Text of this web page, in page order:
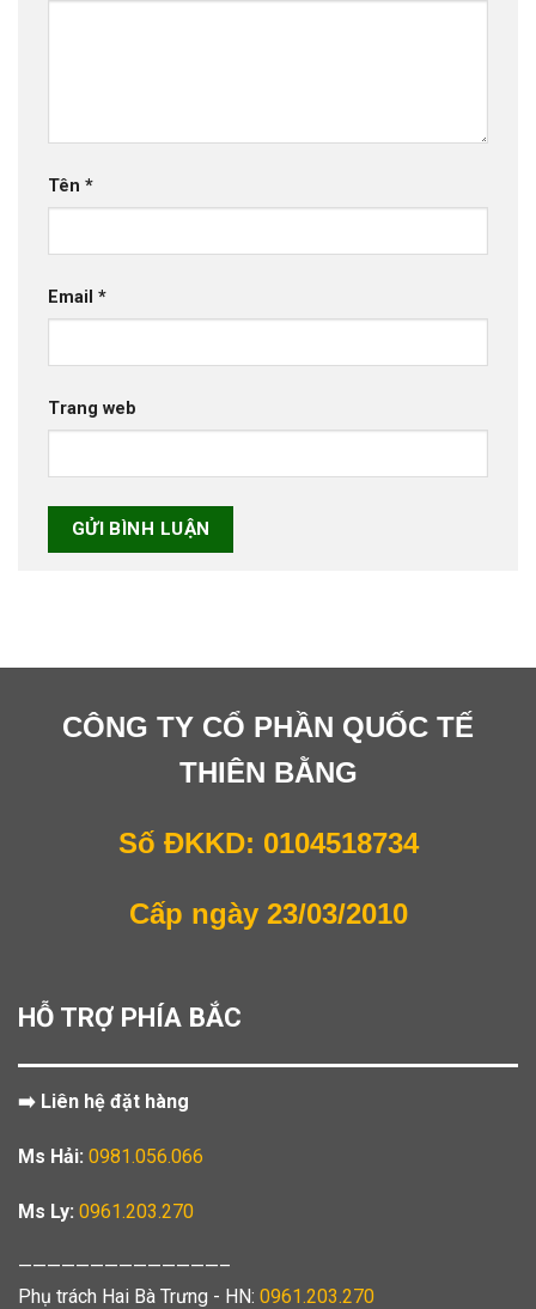
Tên *
Email *
Trang web
CÔNG TY CỔ PHẦN QUỐC TẾ
THIÊN BẰNG
Số ĐKKD: 0104518734
Cấp ngày 23/03/2010
HỖ TRỢ PHÍA BẮC
➡️ Liên hệ đặt hàng
Ms Hải: 0981.056.066
Ms Ly: 0961.203.270
——————————————–
Phụ trách Hai Bà Trưng - HN: 0961.203.270